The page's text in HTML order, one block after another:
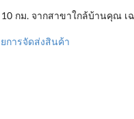
10 กม. จากสาขาใกล้บ้านคุณ
การจัดส่งสินค้า